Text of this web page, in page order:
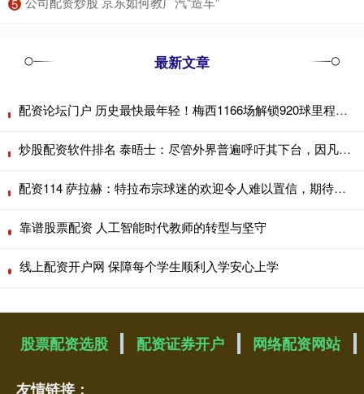
5
最新文章
配资论坛门户 历史最快最年轻！梅西1166场解锁920球里程碑，比C罗快93场
炒股配资软件排名 泰晤士：尽管外界普遍呼吁其下台，因凡蒂诺仍拒绝辞职
配资114 萨拉赫：特拉布宗球迷的欢迎令人难以置信，期待与球队一起训练
靠谱股票配资 人工智能时代教师的转型与坚守
线上配资开户网 保障每个学生顺利入学安心上学
股票配资选股 配资证券开户 网络配资网站
友情链接：